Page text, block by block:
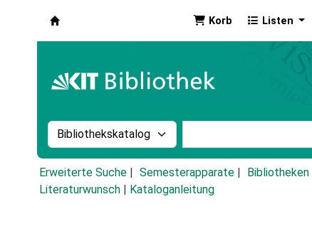
Korb Listen
Suche im Katalog nach:
Erweiterte Suche Semesterapparate Bibliotheken
Literaturwunsch
Kataloganleitung